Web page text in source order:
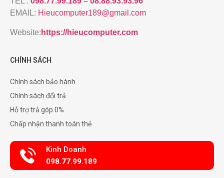
EMAIL: Hieucomputer189@gmail.com
Website: https://hieucomputer.com
CHÍNH SÁCH
Chính sách bảo hành
Chính sách đổi trả
Hỗ trợ trả góp 0%
Chấp nhận thanh toán thẻ
Kinh Doanh
098.77.99.189